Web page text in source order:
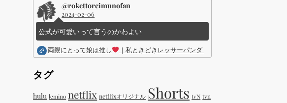
@rokettoreimunofan
2024-02-06
公式が可愛いって言うのかわよい
両親にとって娘は推し ｜私ときどきレッサーパンダ ｜Disney (ディズニープラス）
タグ
hulu lemino netflix netflixオリジナル Shorts tvN tvn